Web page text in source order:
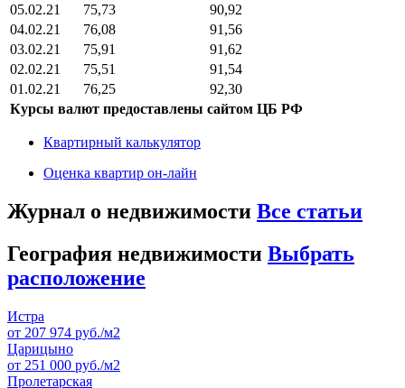
05.02.21
75,73
90,92
04.02.21
76,08
91,56
03.02.21
75,91
91,62
02.02.21
75,51
91,54
01.02.21
76,25
92,30
Курсы валют предоставлены сайтом ЦБ РФ
Квартирный калькулятор
Оценка квартир он-лайн
Журнал о недвижимости Все статьи
География недвижимости Выбрать
расположение
Истра
от 207 974 руб./м2
Царицыно
от 251 000 руб./м2
Пролетарская